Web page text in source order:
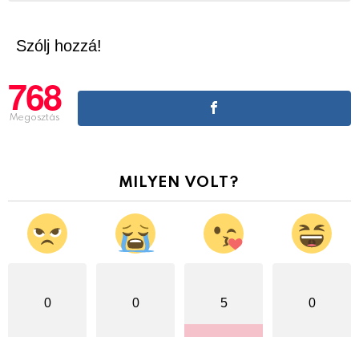
Szólj hozzá!
768
Megosztás
MILYEN VOLT?
0 0 5 0